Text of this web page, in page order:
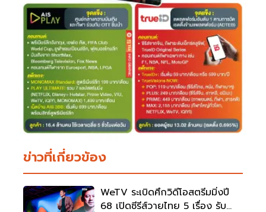
ข่าวที่เกี่ยวข้อง
WeTV ระเบิดศึกวิดีโอสตรีมมิ่งปี
68 เปิดซีรีส์วายไทย 5 เรื่อง รับ